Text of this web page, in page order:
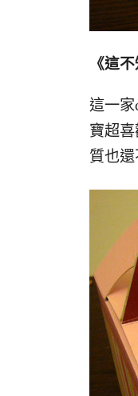
《這
這一
寶超
質也